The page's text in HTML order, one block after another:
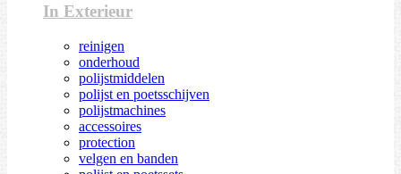
In Exterieur
reinigen
onderhoud
polijstmiddelen
polijst en poetsschijven
polijstmachines
accessoires
protection
velgen en banden